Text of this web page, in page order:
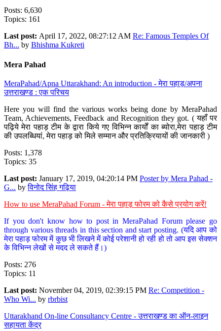
Posts: 6,630
Topics: 161
Last post: April 17, 2022, 08:27:12 AM Re: Famous Temples Of
Bh... by Bhishma Kukreti
Mera Pahad
MeraPahad/Apna Uttarakhand: An introduction - मेरा पहाड़/अपना
उत्तराखण्ड : एक परिचय
Here you will find the various works being done by MeraPahad
Team, Achievements, Feedback and Recognition they got. ( यहाँ पर
पढ़िये मेरा पहाड़ टीम के द्वारा किये गए विभिन्न कार्यों का ब्योरा,मेरा पहाड़ टीम
की उपलब्धियां, मेरा पहाड़ को मिले सम्मान और प्रतिक्रियायों की जानकारी )
Posts: 1,378
Topics: 35
Last post: January 17, 2019, 04:20:14 PM Poster by Mera Pahad -
G... byविनोद सिंह गढ़िया
How to use MeraPahad Forum - मेरा पहाड़ फोरम को कैसे प्रयोग करें!
If you don't know how to post in MeraPahad Forum please go
through various threads in this section and start posting. (यदि आप को
मेरा पहाड़ फोरम में कुछ भी लिखने में कोई परेशानी हो रही हो तो आप इस सेक्शन
के विभिन्न लेखों से मदद ले सकते हैं।)
Posts: 276
Topics: 11
Last post: November 04, 2019, 02:39:15 PM Re: Competition -
Who Wi... by rbrbist
Uttarakhand On-line Consultancy Centre - उत्तराखण्ड का ऑन-लाइन
सहायता केंद्र